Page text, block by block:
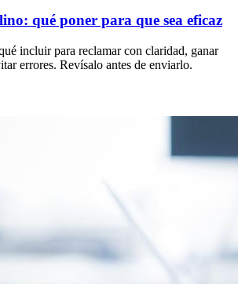
qué poner para que sea eficaz
incluir para reclamar con claridad, ganar
errores. Revísalo antes de enviarlo.